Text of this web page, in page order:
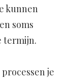
kunnen
soms
termijn.
je